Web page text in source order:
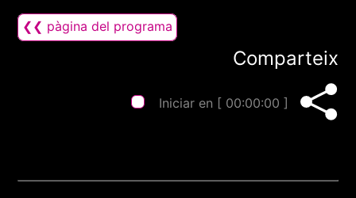
❮❮ pàgina del programa
Comparteix
Iniciar en [ 00:00:00 ]